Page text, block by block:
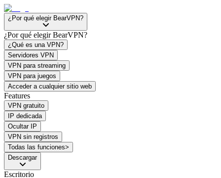
¿Por qué elegir BearVPN?
¿Por qué elegir BearVPN?
¿Qué es una VPN?
Servidores VPN
VPN para streaming
VPN para juegos
Acceder a cualquier sitio web
Features
VPN gratuito
IP dedicada
Ocultar IP
VPN sin registros
Todas las funciones>
Descargar
Escritorio